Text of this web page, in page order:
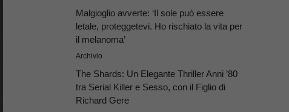
Malgioglio avverte: ‘Il sole può essere
letale, proteggetevi. Ho rischiato la vita per
il melanoma’
Archivio
The Shards: Un Elegante Thriller Anni ’80
tra Serial Killer e Sesso, con il Figlio di
Richard Gere